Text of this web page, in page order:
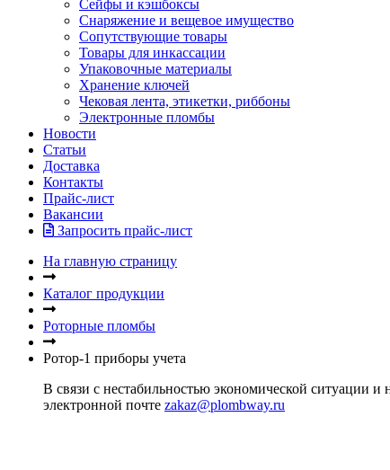
Сейфы и кэшбоксы
Снаряжение и вещевое имущество
Сопутствующие товары
Товары для инкассации
Упаковочные материалы
Хранение ключей
Чековая лента, этикетки, риббоны
Электронные пломбы
Новости
Статьи
Доставка
Контакты
Прайс-лист
Вакансии
Запросить прайс-лист
На главную страницу
Каталог продукции
Роторные пломбы
Ротор-1 приборы учета
В связи с нестабильностью экономической ситуации
электронной почте zakaz@plombway.ru